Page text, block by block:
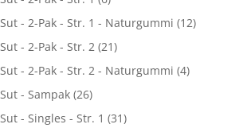
- 2-Pak - Str. 1 - Naturgummi (12)
- 2-Pak - Str. 2 (21)
- 2-Pak - Str. 2 - Naturgummi (4)
- Sampak (26)
- Singles - Str. 1 (31)